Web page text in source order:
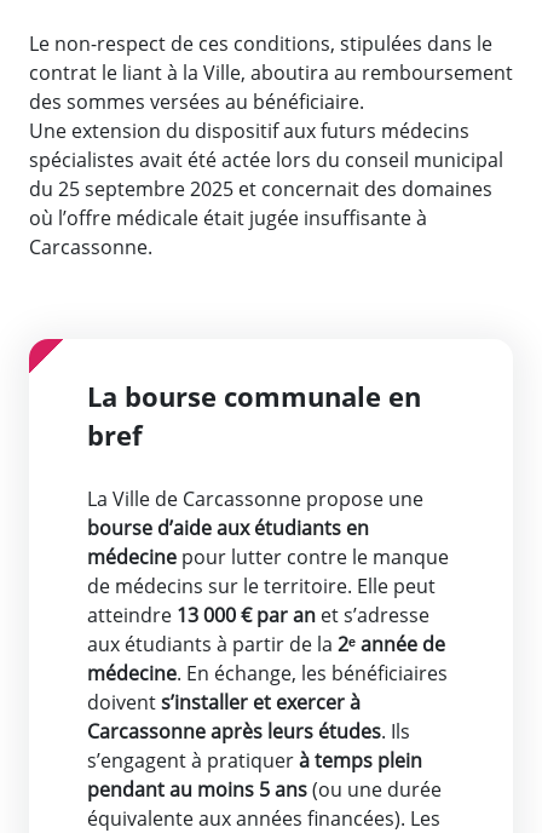
Le non-respect de ces conditions, stipulées dans le
contrat le liant à la Ville, aboutira au remboursement
des sommes versées au bénéficiaire.
Une extension du dispositif aux futurs médecins
spécialistes avait été actée lors du conseil municipal
du 25 septembre 2025 et concernait des domaines
où l’offre médicale était jugée insuffisante à
Carcassonne.
La bourse communale en
bref
La Ville de Carcassonne propose une
bourse d’aide aux étudiants en
médecine pour lutter contre le manque
de médecins sur le territoire. Elle peut
atteindre 13 000 € par an et s’adresse
aux étudiants à partir de la 2ᵉ année de
médecine. En échange, les bénéficiaires
doivents’installer et exercer à
Carcassonne après leurs études. Ils
s’engagent à pratiquerà temps plein
pendant au moins 5 ans(ou une durée
équivalente aux années financées). Les